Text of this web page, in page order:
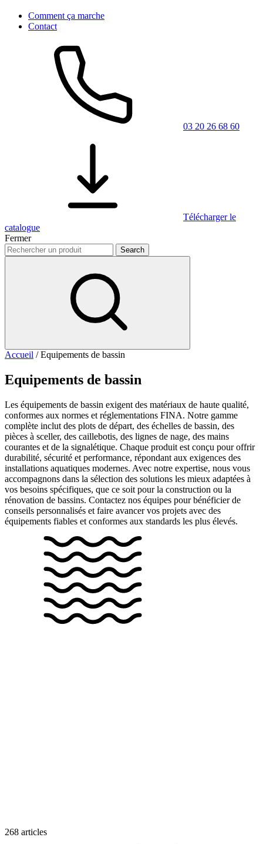
Comment ça marche
Contact
03 20 26 68 60
Télécharger le
catalogue
Fermer
Accueil / Equipements de bassin
Equipements de bassin
Les équipements de bassin exigent des matériaux de haute qualité,
conformes aux normes et réglementations FINA. Notre gamme
complète inclut des plots de départ, des échelles de bassin, des
pièces à sceller, des caillebotis, des lignes de nage, des mains
courantes et de la signalétique. Chaque produit est conçu pour offrir
durabilité, sécurité et performance, répondant aux exigences des
installations aquatiques modernes. Avec notre expertise, nous vous
accompagnons dans la sélection des solutions les mieux adaptées à
vos besoins spécifiques, que ce soit pour la construction ou la
rénovation de bassins. Contactez nos équipes pour bénéficier de
conseils personnalisés et faire avancer vos projets avec des
équipements fiables et conformes aux standards les plus élevés.
268 articles